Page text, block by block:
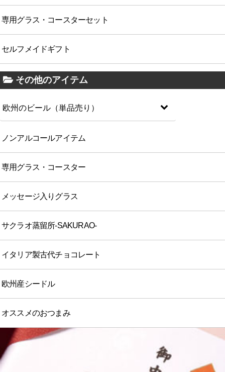
専用グラス・コースターセット
セルフメイドギフト
その他のアイテム
欧州のビール（単品売り）
ノンアルコールアイテム
専用グラス・コースター
メッセージ入りグラス
サクラオ蒸留所-SAKURAO-
イタリア製古代チョコレート
欧州産シードル
オススメのおつまみ